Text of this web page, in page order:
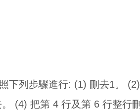
下列步驟進行: (1) 刪去1。 (2)
(4) 把第 4 行及第 6 行整行刪